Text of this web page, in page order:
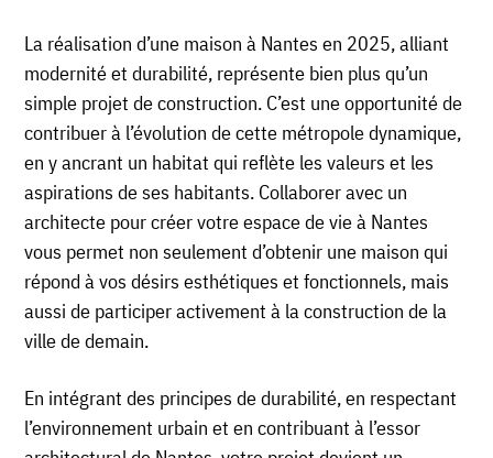
La réalisation d’une maison à Nantes en 2025, alliant
modernité et durabilité, représente bien plus qu’un
simple projet de construction. C’est une opportunité de
contribuer à l’évolution de cette métropole dynamique,
en y ancrant un habitat qui reflète les valeurs et les
aspirations de ses habitants. Collaborer avec un
architecte pour créer votre espace de vie à Nantes
vous permet non seulement d’obtenir une maison qui
répond à vos désirs esthétiques et fonctionnels, mais
aussi de participer activement à la construction de la
ville de demain.
En intégrant des principes de durabilité, en respectant
l’environnement urbain et en contribuant à l’essor